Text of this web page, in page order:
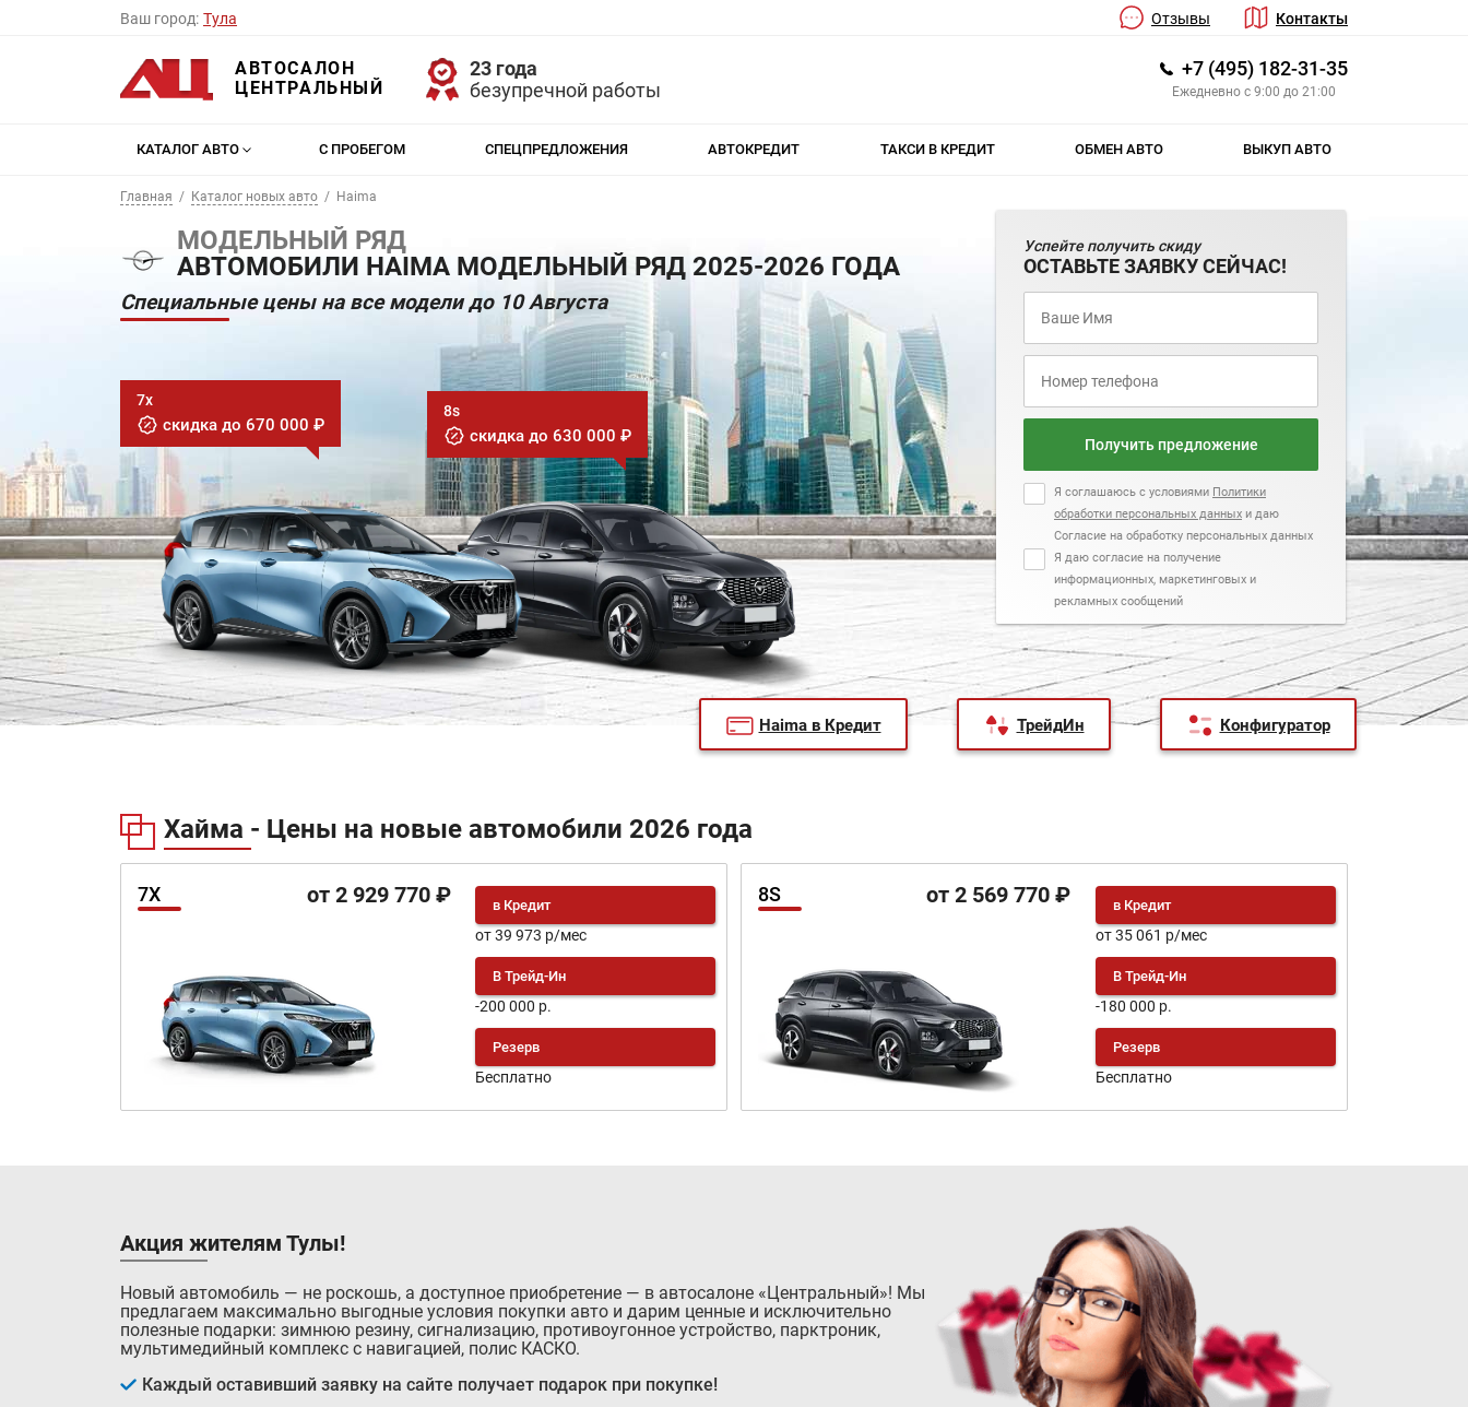
Ваш город: Тула Отзывы Контакты
АВТОСАЛОН
ЦЕНТРАЛЬНЫЙ
23 года
безупречной работы
+7 (495) 182-31-35
Ежедневно с 9:00 до 21:00
КАТАЛОГ АВТО С ПРОБЕГОМ СПЕЦПРЕДЛОЖЕНИЯ АВТОКРЕДИТ ТАКСИ В КРЕДИТ ОБМЕН АВТО ВЫКУП АВТО
Главная Каталог новых авто Haima
МОДЕЛЬНЫЙ РЯД
АВТОМОБИЛИ HAIMA МОДЕЛЬНЫЙ РЯД 2025-2026 ГОДА
Специальные цены на все модели до 10 Августа
7x
скидка до 670 000 ₽
8s
скидка до 630 000 ₽
Успейте получить скиду
ОСТАВЬТЕ ЗАЯВКУ СЕЙЧАС!
Получить предложение
Я соглашаюсь с условиями Политики
обработки персональных данных и даю
Согласие на обработку персональных данных
Я даю согласие на получение
информационных, маркетинговых и
рекламных сообщений
Haima в Кредит ТрейдИн Конфигуратор
Хайма - Цены на новые автомобили 2026 года
7X от 2 929 770 ₽ в Кредит
от 39 973 р/мес
В Трейд-Ин
-200 000 р.
Резерв
Бесплатно
8S от 2 569 770 ₽ в Кредит
от 35 061 р/мес
В Трейд-Ин
-180 000 р.
Резерв
Бесплатно
Акция жителям Тулы!
Новый автомобиль — не роскошь, а доступное приобретение — в автосалоне «Центральный»! Мы
предлагаем максимально выгодные условия покупки авто и дарим ценные и исключительно
полезные подарки: зимнюю резину, сигнализацию, противоугонное устройство, парктроник,
мультимедийный комплекс с навигацией, полис КАСКО.
Каждый оставивший заявку на сайте получает подарок при покупке!